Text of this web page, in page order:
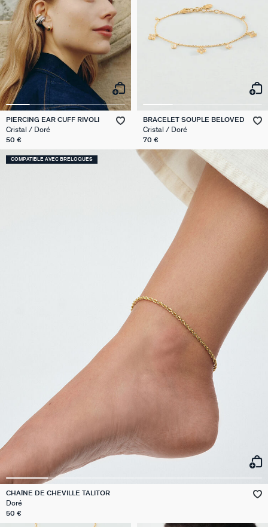
PIERCING EAR CUFF RIVOLI
Cristal / Doré
50 €
BRACELET SOUPLE BELOVED
Cristal / Doré
70 €
COMPATIBLE AVEC BRELOQUES
CHAÎNE DE CHEVILLE TALITOR
Doré
50 €